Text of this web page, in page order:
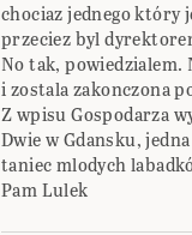
chociaz jednego który
przeciez byl
No tak, powiedzialem.
i zostala zakonczona
Z wpisu Gospodarza
Dwie w Gdansku,
taniec mlodych
Pam Lulek